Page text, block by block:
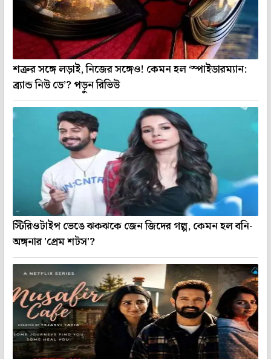
শত্রুর সঙ্গে লড়াই, নিজের সঙ্গেও! কেমন হল ‘স্পাইডারম্যান:
ব্র্যান্ড নিউ ডে’? পড়ুন রিভিউ
স্টিরিওটাইপ ভেঙে ঝকঝকে জেন জিদের গল্প, কেমন হল বনি-
অঙ্গনার 'প্রেম শটস'?